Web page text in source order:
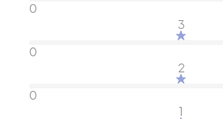
0
3
0
2
0
1